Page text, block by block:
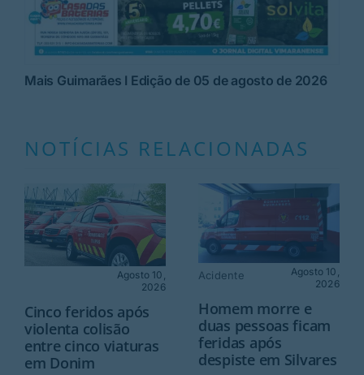
Mais Guimarães I Edição de 05 de agosto de 2026
NOTÍCIAS RELACIONADAS
Agosto 10,
2026
Cinco feridos após
violenta colisão
entre cinco viaturas
em Donim
Acidente
Agosto 10,
2026
Homem morre e
duas pessoas ficam
feridas após
despiste em Silvares